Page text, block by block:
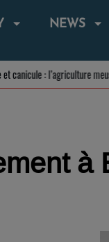
NEWS
et canicule :
à